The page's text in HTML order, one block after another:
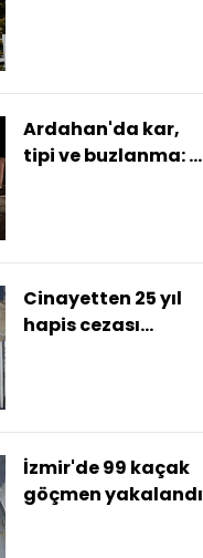
Ardahan'da kar,
tipi ve buzlanma: 4
Cinayetten 25 yıl
hapis cezası
İzmir'de 99 kaçak
göçmen yakalandı